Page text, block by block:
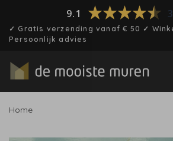
9.1
✓ Gratis verzending vanaf € 50 ✓
Persoonlijk advies
Home